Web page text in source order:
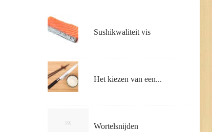
Sushikwaliteit vis
Het kiezen van een...
Wortelsnijden